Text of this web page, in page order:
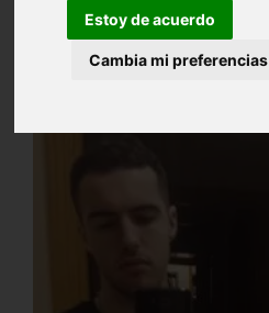
Estoy de acuerdo
Cambia mi preferencias